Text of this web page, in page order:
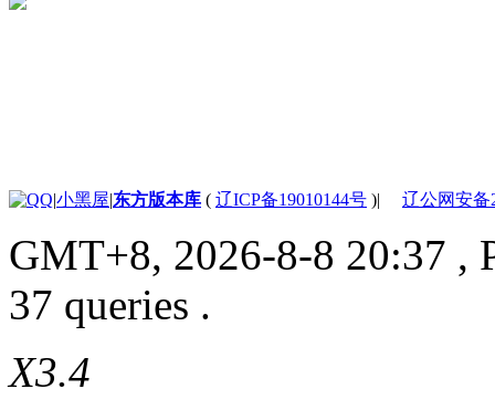
|小黑屋|东方版本库 ( 辽ICP备19010144号 )| 辽公网安备
GMT+8, 2026-8-8 20:37 ,
37 queries .
X3.4